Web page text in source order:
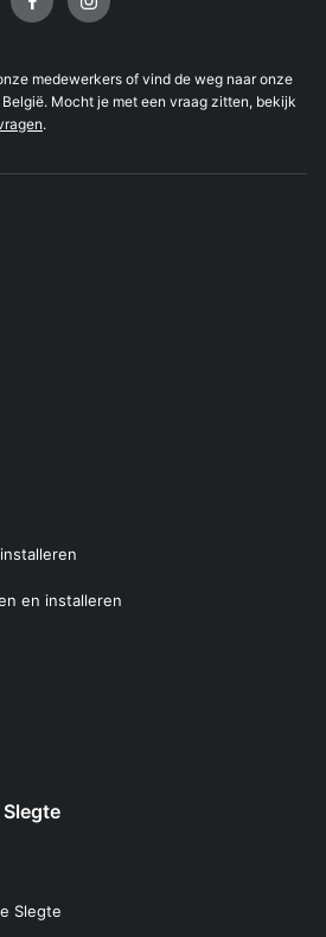
medewerkers of vind de weg naar onze
Mocht je met een vraag zitten, bekijk
.
en installeren
Slegte